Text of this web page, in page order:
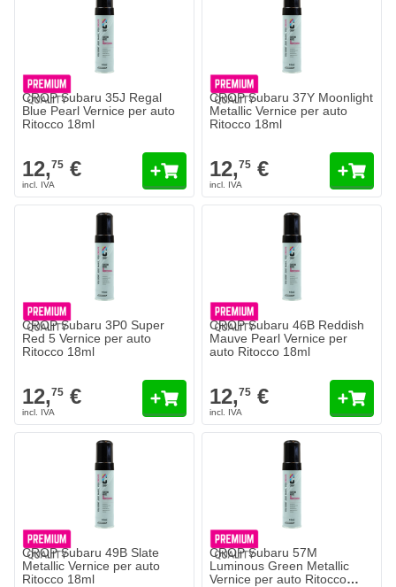
CROP Subaru 35J Regal
Blue Pearl Vernice per auto
Ritocco 18ml
12,75 €
CROP Subaru 37Y Moonlight
Metallic Vernice per auto
Ritocco 18ml
12,75 €
CROP Subaru 3P0 Super
Red 5 Vernice per auto
Ritocco 18ml
12,75 €
CROP Subaru 46B Reddish
Mauve Pearl Vernice per
auto Ritocco 18ml
12,75 €
CROP Subaru 49B Slate
Metallic Vernice per auto
Ritocco 18ml
CROP Subaru 57M
Luminous Green Metallic
Vernice per auto Ritocco